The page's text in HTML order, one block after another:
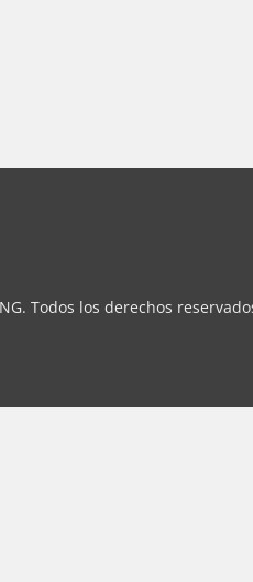
Todos los derechos